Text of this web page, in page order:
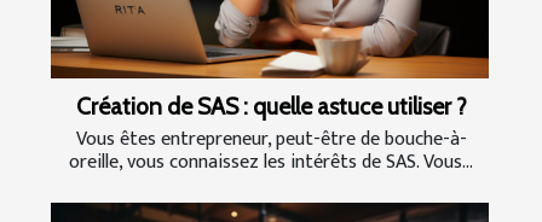
Création de SAS : quelle astuce utiliser ?
Vous êtes entrepreneur, peut-être de bouche-à-
oreille, vous connaissez les intérêts de SAS. Vous...